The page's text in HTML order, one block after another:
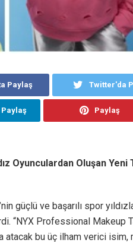
Paylaş Twitter'da
Paylaş
Oyunculardan Oluşan
güçlü ve başarılı spor
“NYX Professional Makeup
atacak bu üç ilham verici